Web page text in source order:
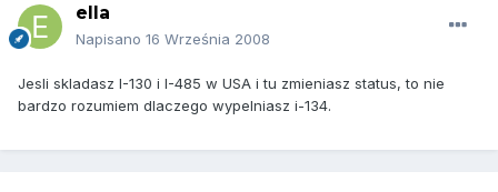
ella
Napisano 16 Września 2008
Jesli skladasz I-130 i I-485 w USA i tu zmieniasz status, to nie
bardzo rozumiem dlaczego wypelniasz i-134.